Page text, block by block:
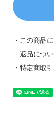
・この商品
・返品につ
・特定商取